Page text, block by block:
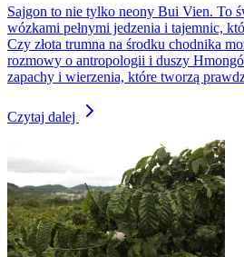
Sajgon to nie tylko neony Bui Vien. To
wózkami pełnymi jedzenia i tajemnic,
Czy złota trumna na środku chodnika
rozmowy o antropologii i duszy
zapachy i wierzenia, które tworzą
Czytaj dalej